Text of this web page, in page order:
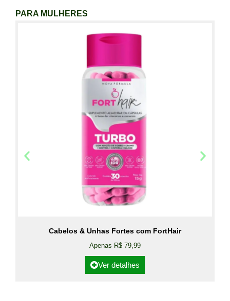
PARA MULHERES
Cabelos & Unhas Fortes com FortHair
Apenas R$ 79,99
Ver detalhes